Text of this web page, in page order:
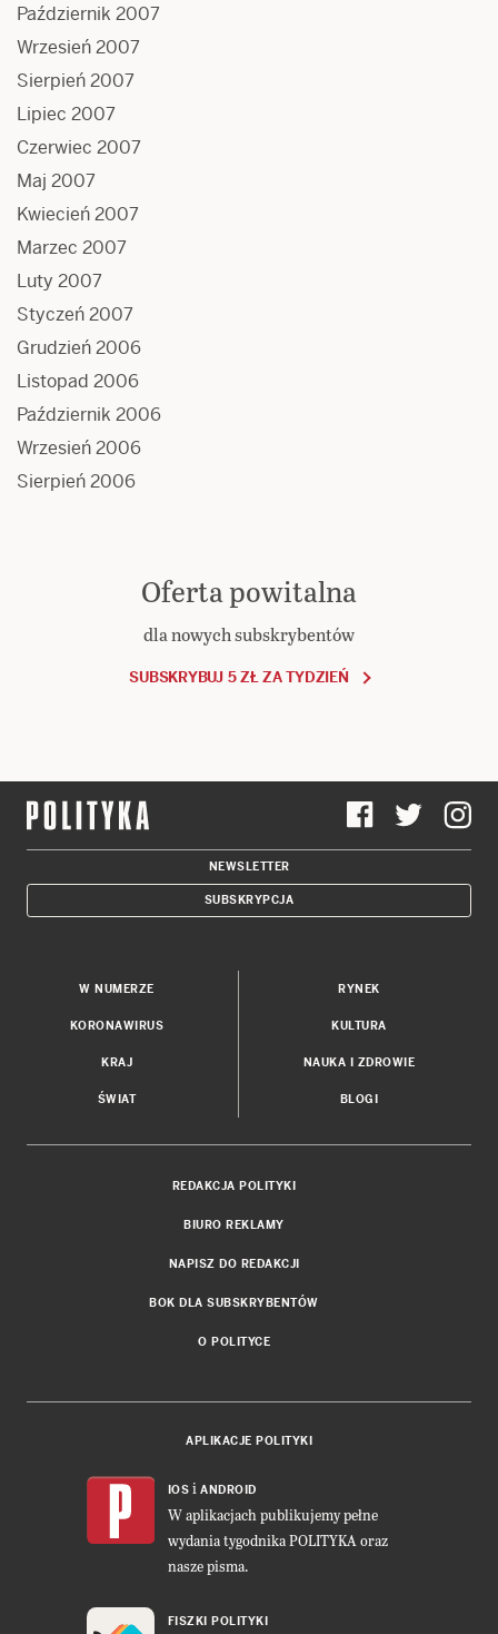
Październik 2007
Wrzesień 2007
Sierpień 2007
Lipiec 2007
Czerwiec 2007
Maj 2007
Kwiecień 2007
Marzec 2007
Luty 2007
Styczeń 2007
Grudzień 2006
Listopad 2006
Październik 2006
Wrzesień 2006
Sierpień 2006
Oferta powitalna
dla nowych subskrybentów
SUBSKRYBUJ 5 ZŁ ZA TYDZIEŃ
NEWSLETTER
SUBSKRYPCJA
W NUMERZE
KORONAWIRUS
KRAJ
ŚWIAT
RYNEK
KULTURA
NAUKA I ZDROWIE
BLOGI
REDAKCJA POLITYKI
BIURO REKLAMY
NAPISZ DO REDAKCJI
BOK DLA SUBSKRYBENTÓW
O POLITYCE
APLIKACJE POLITYKI
IOS i ANDROID
W aplikacjach publikujemy pełne
wydania tygodnika POLITYKA oraz
nasze pisma.
FISZKI POLITYKI